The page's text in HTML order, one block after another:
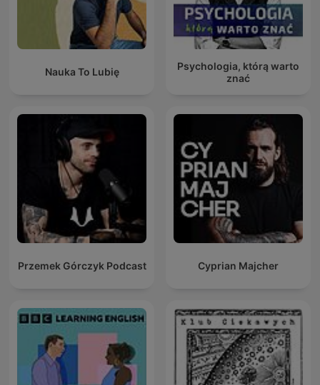
Nauka To Lubię
Psychologia, którą warto
znać
Przemek Górczyk Podcast Cyprian Majcher